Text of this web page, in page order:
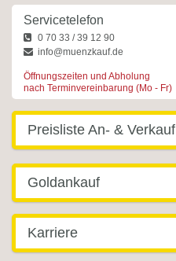
Servicetelefon
0 70 33 / 39 12 90
info@muenzkauf.de
Öffnungszeiten und Abholung
nach Terminvereinbarung (Mo - Fr)
Preisliste An- & Verkauf
Goldankauf
Karriere